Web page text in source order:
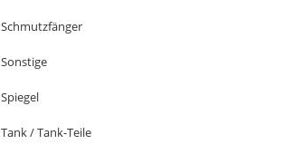
Schmutzfänger
Sonstige
Spiegel
Tank / Tank-Teile